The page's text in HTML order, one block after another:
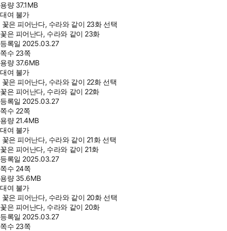
용량 37.1MB
대여 불가
꽃은 피어난다, 수라와 같이 23화 선택
꽃은 피어난다, 수라와 같이 23화
등록일 2025.03.27
쪽수 23쪽
용량 37.6MB
대여 불가
꽃은 피어난다, 수라와 같이 22화 선택
꽃은 피어난다, 수라와 같이 22화
등록일 2025.03.27
쪽수 22쪽
용량 21.4MB
대여 불가
꽃은 피어난다, 수라와 같이 21화 선택
꽃은 피어난다, 수라와 같이 21화
등록일 2025.03.27
쪽수 24쪽
용량 35.6MB
대여 불가
꽃은 피어난다, 수라와 같이 20화 선택
꽃은 피어난다, 수라와 같이 20화
등록일 2025.03.27
쪽수 23쪽